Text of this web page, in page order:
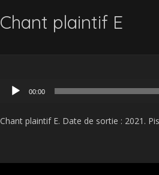
Chant plaintif E
00:00
Chant plaintif E. Date de sortie : 2021.